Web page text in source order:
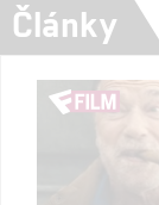
Články